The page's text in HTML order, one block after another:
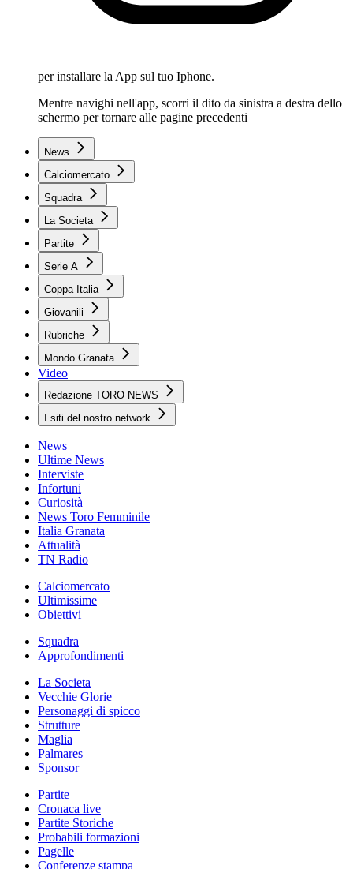
per installare la App sul tuo Iphone.
Mentre navighi nell'app, scorri il dito da sinistra a destra dello
schermo per tornare alle pagine precedenti
News
Calciomercato
Squadra
La Societa
Partite
Serie A
Coppa Italia
Giovanili
Rubriche
Mondo Granata
Video
Redazione TORO NEWS
I siti del nostro network
News
Ultime News
Interviste
Infortuni
Curiosità
News Toro Femminile
Italia Granata
Attualità
TN Radio
Calciomercato
Ultimissime
Obiettivi
Squadra
Approfondimenti
La Societa
Vecchie Glorie
Personaggi di spicco
Strutture
Maglia
Palmares
Sponsor
Partite
Cronaca live
Partite Storiche
Probabili formazioni
Pagelle
Conferenze stampa